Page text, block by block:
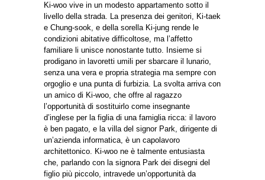
Ki-woo vive in un modesto appartamento sotto il
livello della strada. La presenza dei genitori, Ki-taek
e Chung-sook, e della sorella Ki-jung rende le
condizioni abitative difficoltose, ma l’affetto
familiare li unisce nonostante tutto. Insieme si
prodigano in lavoretti umili per sbarcare il lunario,
senza una vera e propria strategia ma sempre con
orgoglio e una punta di furbizia. La svolta arriva con
un amico di Ki-woo, che offre al ragazzo
l’opportunità di sostituirlo come insegnante
d’inglese per la figlia di una famiglia ricca: il lavoro
è ben pagato, e la villa del signor Park, dirigente di
un’azienda informatica, è un capolavoro
architettonico. Ki-woo ne è talmente entusiasta
che, parlando con la signora Park dei disegni del
figlio più piccolo, intravede un’opportunità da